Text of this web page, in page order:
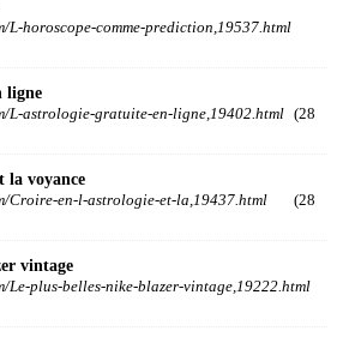
L-horoscope-comme-prediction,19537.html
ligne
L-astrologie-gratuite-en-ligne,19402.html (28
la voyance
Croire-en-l-astrologie-et-la,19437.html (28
vintage
Le-plus-belles-nike-blazer-vintage,19222.html